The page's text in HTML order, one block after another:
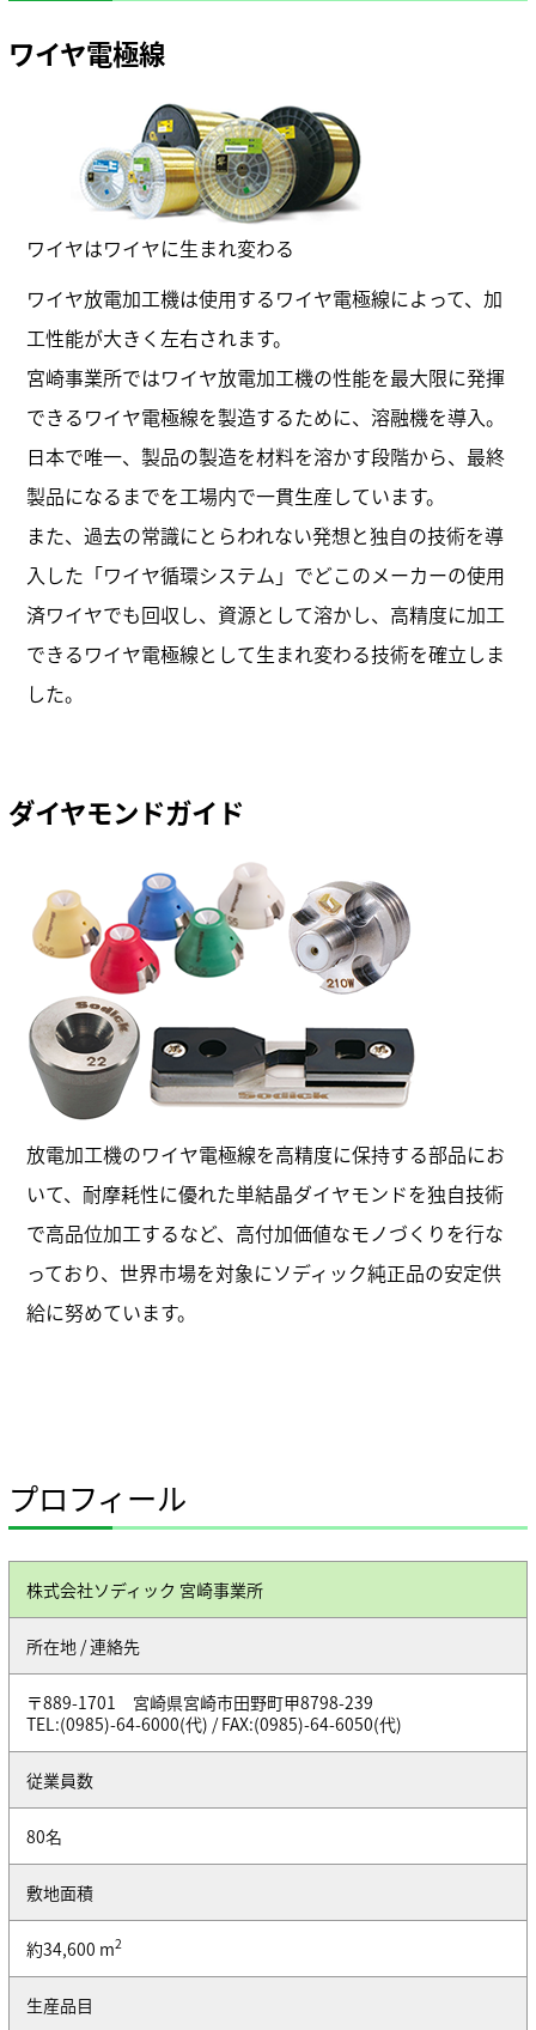
ワイヤ電極線
ワイヤはワイヤに生まれ変わる
ワイヤ放電加工機は使用するワイヤ電極線によって、加
工性能が大きく左右されます。
宮崎事業所ではワイヤ放電加工機の性能を最大限に発揮
できるワイヤ電極線を製造するために、溶融機を導入。
日本で唯一、製品の製造を材料を溶かす段階から、最終
製品になるまでを工場内で一貫生産しています。
また、過去の常識にとらわれない発想と独自の技術を導
入した「ワイヤ循環システム」でどこのメーカーの使用
済ワイヤでも回収し、資源として溶かし、高精度に加工
できるワイヤ電極線として生まれ変わる技術を確立しま
した。
ダイヤモンドガイド
放電加工機のワイヤ電極線を高精度に保持する部品にお
いて、耐摩耗性に優れた単結晶ダイヤモンドを独自技術
で高品位加工するなど、高付加価値なモノづくりを行な
っており、世界市場を対象にソディック純正品の安定供
給に努めています。
プロフィール
株式会社ソディック 宮崎事業所
所在地 / 連絡先
〒889-1701 宮崎県宮崎市田野町甲8798-239
TEL:(0985)-64-6000(代) / FAX:(0985)-64-6050(代)
従業員数
80名
敷地面積
約34,600 m2
生産品目